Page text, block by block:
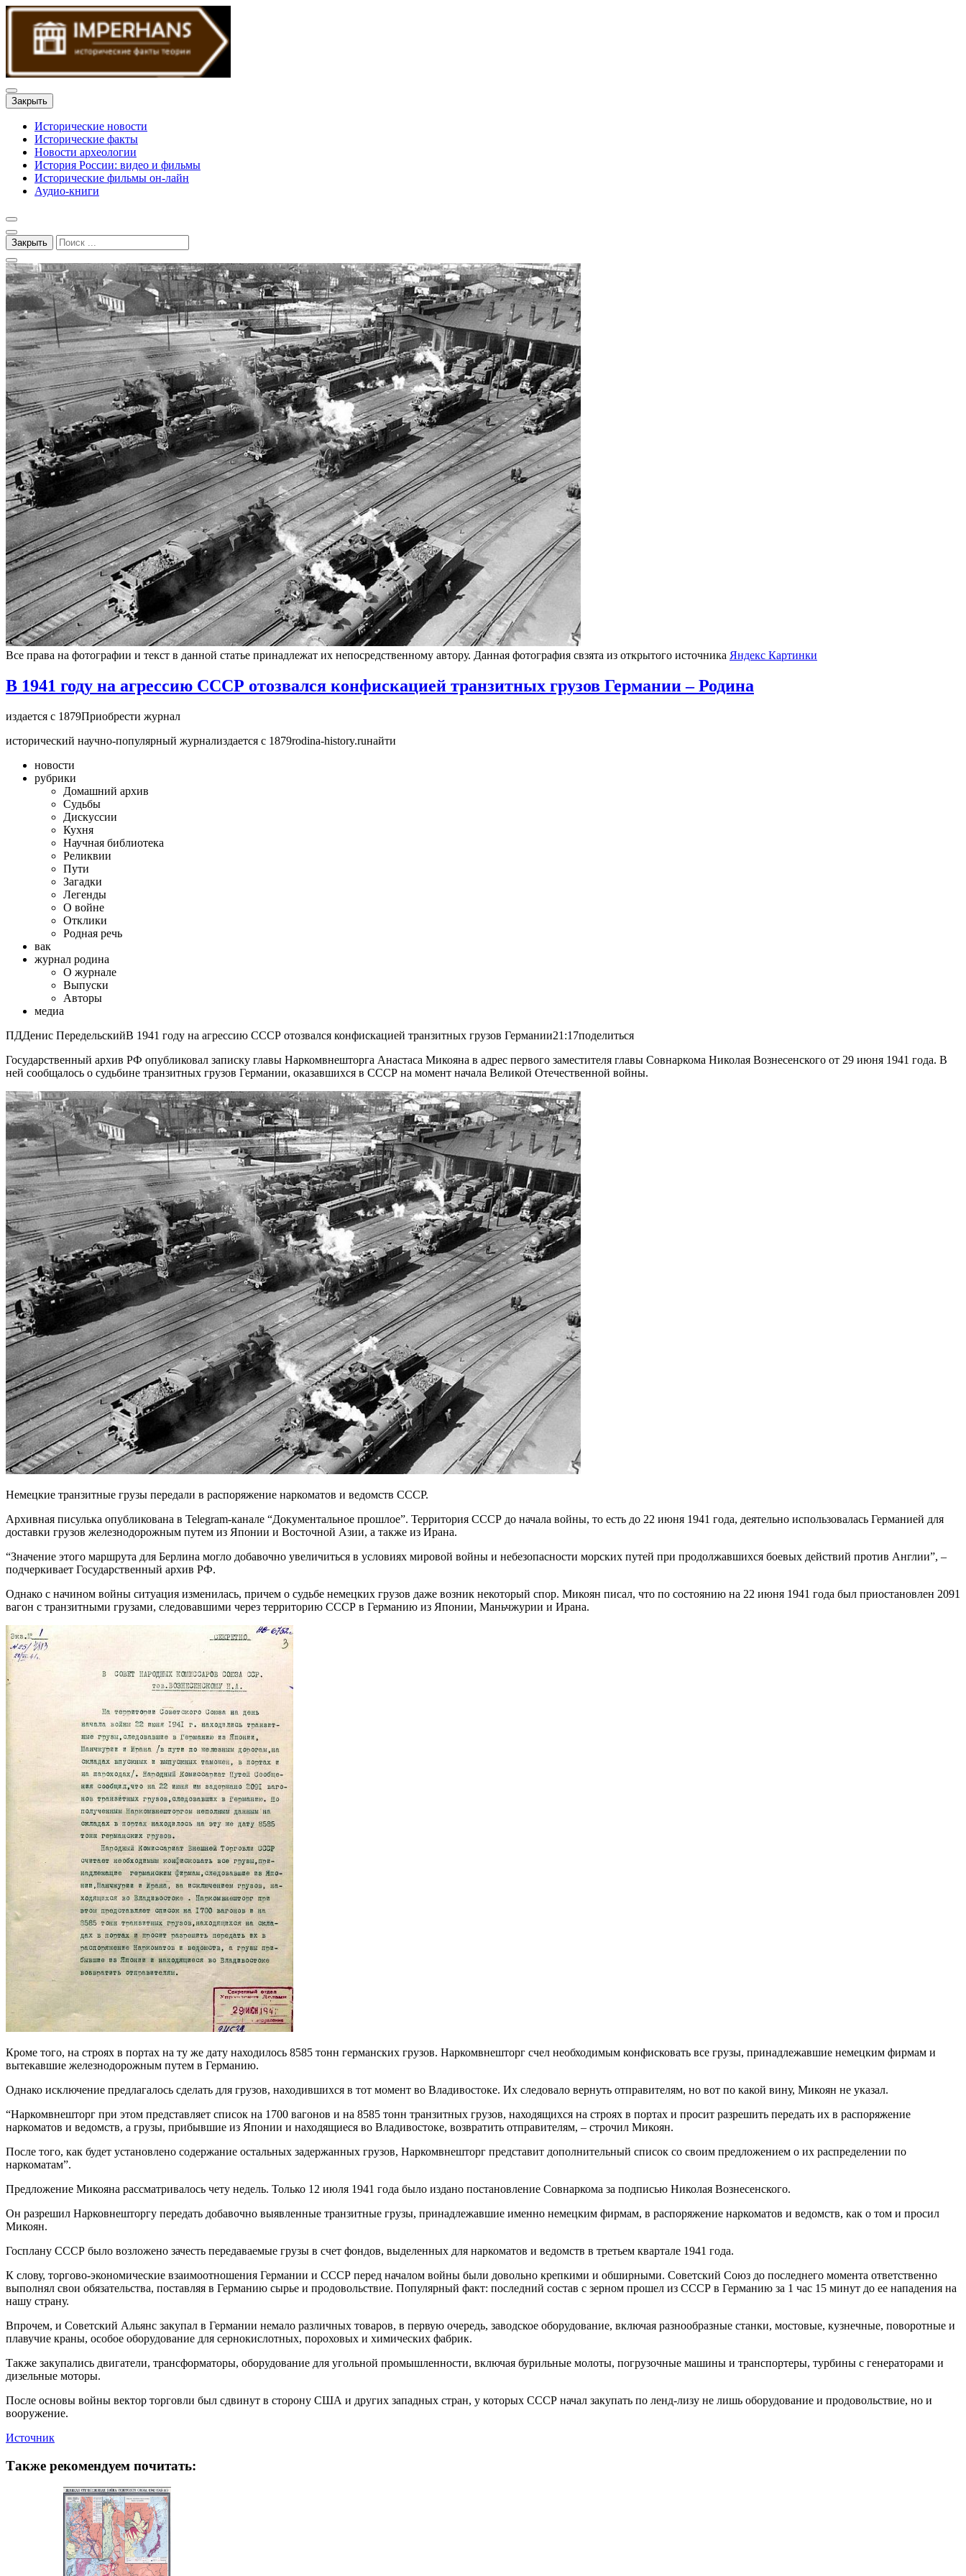
Закрыть
Исторические новости
Исторические факты
Новости археологии
История России: видео и фильмы
Исторические фильмы он-лайн
Аудио-книги
Закрыть
Все права на фотографии и текст в данной статье принадлежат их непосредственному автору. Данная фотография свзята из открытого источника Яндекс Картинки
В 1941 году на агрессию СССР отозвался конфискацией транзитных грузов Германии – Родина
издается с 1879Приобрести журнал
исторический научно-популярный журнализдается с 1879rodina-history.ruнайти
новости
рубрики
Домашний архив
Cудьбы
Дискуссии
Кухня
Научная библиотека
Реликвии
Пути
Загадки
Легенды
О войне
Отклики
Родная речь
вак
журнал родина
О журнале
Выпуски
Авторы
медиа
ПДДенис ПередельскийВ 1941 году на агрессию СССР отозвался конфискацией транзитных грузов Германии21:17поделиться
Государственный архив РФ опубликовал записку главы Наркомвнешторга Анастаса Микояна в адрес первого заместителя главы Совнаркома Николая Вознесенского от 29 июня 1941 года. В
ней сообщалось о судьбине транзитных грузов Германии, оказавшихся в СССР на момент начала Великой Отечественной войны.
Немецкие транзитные грузы передали в распоряжение наркоматов и ведомств СССР.
Архивная писулька опубликована в Telegram-канале “Документальное прошлое”. Территория СССР до начала войны, то есть до 22 июня 1941 года, деятельно использовалась Германией для
доставки грузов железнодорожным путем из Японии и Восточной Азии, а также из Ирана.
“Значение этого маршрута для Берлина могло добавочно увеличиться в условиях мировой войны и небезопасности морских путей при продолжавшихся боевых действий против Англии”, –
подчеркивает Государственный архив РФ.
Однако с начином войны ситуация изменилась, причем о судьбе немецких грузов даже возник некоторый спор. Микоян писал, что по состоянию на 22 июня 1941 года был приостановлен 2091
вагон с транзитными грузами, следовавшими через территорию СССР в Германию из Японии, Маньчжурии и Ирана.
Кроме того, на строях в портах на ту же дату находилось 8585 тонн германских грузов. Наркомвнешторг счел необходимым конфисковать все грузы, принадлежавшие немецким фирмам и
вытекавшие железнодорожным путем в Германию.
Однако исключение предлагалось сделать для грузов, находившихся в тот момент во Владивостоке. Их следовало вернуть отправителям, но вот по какой вину, Микоян не указал.
“Наркомвнешторг при этом представляет список на 1700 вагонов и на 8585 тонн транзитных грузов, находящихся на строях в портах и просит разрешить передать их в распоряжение
наркоматов и ведомств, а грузы, прибывшие из Японии и находящиеся во Владивостоке, возвратить отправителям, – строчил Микоян.
После того, как будет установлено содержание остальных задержанных грузов, Наркомвнешторг представит дополнительный список со своим предложением о их распределении по
наркоматам”.
Предложение Микояна рассматривалось чету недель. Только 12 июля 1941 года было издано постановление Совнаркома за подписью Николая Вознесенского.
Он разрешил Нарковнешторгу передать добавочно выявленные транзитные грузы, принадлежавшие именно немецким фирмам, в распоряжение наркоматов и ведомств, как о том и просил
Микоян.
Госплану СССР было возложено зачесть передаваемые грузы в счет фондов, выделенных для наркоматов и ведомств в третьем квартале 1941 года.
К слову, торгово-экономические взаимоотношения Германии и СССР перед началом войны были довольно крепкими и обширными. Советский Союз до последнего момента ответственно
выполнял свои обязательства, поставляя в Германию сырье и продовольствие. Популярный факт: последний состав с зерном прошел из СССР в Германию за 1 час 15 минут до ее нападения на
нашу страну.
Впрочем, и Советский Альянс закупал в Германии немало различных товаров, в первую очередь, заводское оборудование, включая разнообразные станки, мостовые, кузнечные, поворотные и
плавучие краны, особое оборудование для сернокислотных, пороховых и химических фабрик.
Также закупались двигатели, трансформаторы, оборудование для угольной промышленности, включая бурильные молоты, погрузочные машины и транспортеры, турбины с генераторами и
дизельные моторы.
После основы войны вектор торговли был сдвинут в сторону США и других западных стран, у которых СССР начал закупать по ленд-лизу не лишь оборудование и продовольствие, но и
вооружение.
Источник
Также рекомендуем почитать: